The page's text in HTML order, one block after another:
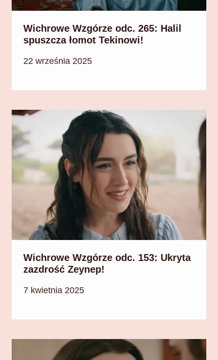
Wichrowe Wzgórze odc. 265: Halil
spuszcza łomot Tekinowi!
22 września 2025
Wichrowe Wzgórze odc. 153: Ukryta
zazdrość Zeynep!
7 kwietnia 2025